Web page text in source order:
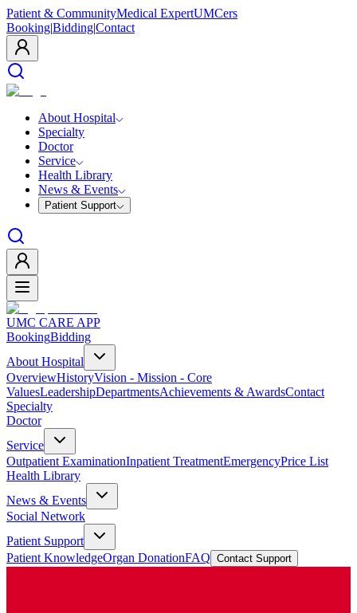
Patient & CommunityMedical ExpertUMCers
Booking|Bidding|Contact
About Hospital
Specialty
Doctor
Service
Health Library
News & Events
Patient Support
UMC CARE APP
BookingBidding
About Hospital
OverviewHistoryVision - Mission - Core
ValuesLeadershipDepartmentsAchievements & AwardsContact
Specialty
Doctor
Service
Outpatient ExaminationInpatient TreatmentEmergencyPrice List
Health Library
News & Events
Social Network
Patient Support
Patient KnowledgeOrgan DonationFAQ Contact Support